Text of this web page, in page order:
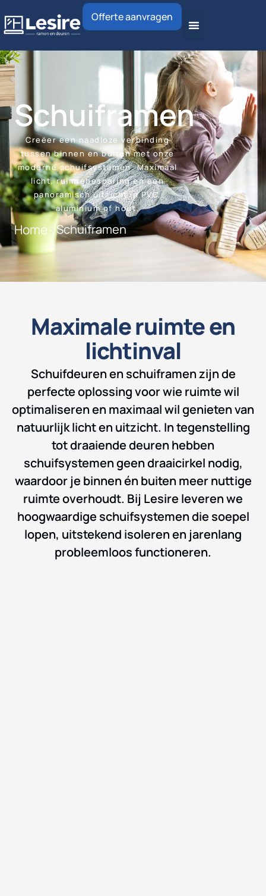
Offerte aanvragen
Schuiframen
Creëer een naadloze verbinding
tussen binnen en buiten met onze
moderne schuifsystemen. Maximaal
licht, ruimtebesparing en een
panoramisch uitzicht in PVC,
aluminium of hout.
Home Schuiframen
Maximale ruimte en
lichtinval
Schuifdeuren en schuiframen zijn de
perfecte oplossing voor wie ruimte wil
optimaliseren en maximaal wil genieten van
natuurlijk licht en uitzicht. In tegenstelling
tot draaiende deuren hebben
schuifsystemen geen draaicirkel nodig,
waardoor je binnen én buiten meer nuttige
ruimte overhoudt. Bij Lesire leveren we
hoogwaardige schuifsystemen die soepel
lopen, uitstekend isoleren en jarenlang
probleemloos functioneren.